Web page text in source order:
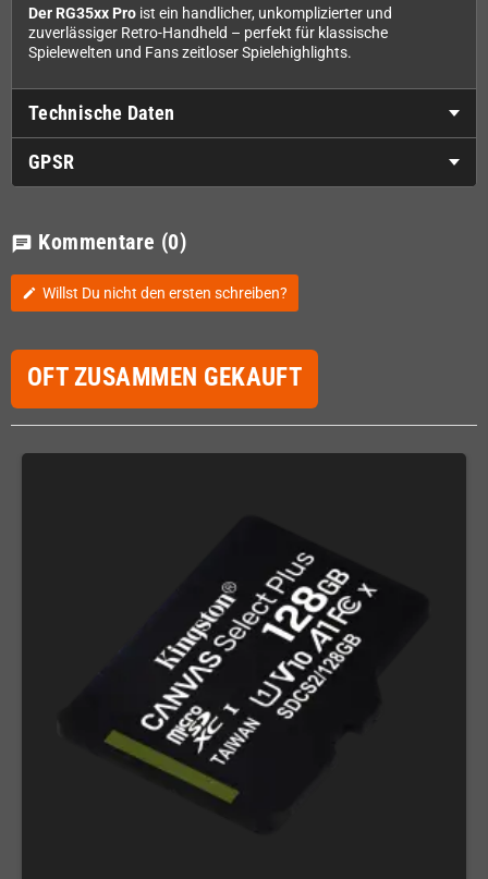
Der RG35xx Pro ist ein handlicher, unkomplizierter und
zuverlässiger Retro-Handheld – perfekt für klassische
Spielewelten und Fans zeitloser Spielehighlights.
Technische Daten
GPSR
chat Kommentare (0)
edit Willst Du nicht den ersten schreiben?
OFT ZUSAMMEN GEKAUFT